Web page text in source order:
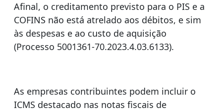
Afinal, o creditamento previsto para o PIS e a
COFINS não está atrelado aos débitos, e sim
às despesas e ao custo de aquisição
(Processo 5001361-70.2023.4.03.6133).
As empresas contribuintes podem incluir o
ICMS destacado nas notas fiscais de